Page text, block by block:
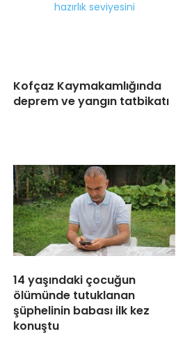
Kofçaz Kaymakamlığında
deprem ve yangın tatbikatı
14 yaşındaki çocuğun
ölümünde tutuklanan
şüphelinin babası ilk kez
konuştu